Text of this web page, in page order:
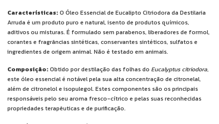
Características:O Óleo Essencial de Eucalipto Citriodora da Destilaria
Arruda é um produto puro e natural, isento de produtos químicos,
aditivos ou misturas. É formulado sem parabenos, liberadores de formol,
corantes e fragrâncias sintéticas, conservantes sintéticos, sulfatos e
ingredientes de origem animal. Não é testado em animais.
Composição:Obtido por destilação das folhas do Eucalyptus citriodora,
este óleo essencial é notável pela sua alta concentração de citronelal,
além de citronelol e isopulegol. Estes componentes são os principais
responsáveis pelo seu aroma fresco-cítrico e pelas suas reconhecidas
propriedades terapêuticas e de purificação.